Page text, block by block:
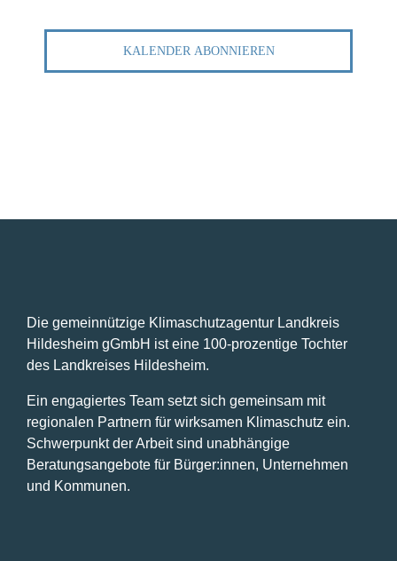
KALENDER ABONNIEREN
Die gemeinnützige Klimaschutzagentur Landkreis
Hildesheim gGmbH ist eine 100-prozentige Tochter
des Landkreises Hildesheim.
Ein engagiertes Team setzt sich gemeinsam mit
regionalen Partnern für wirksamen Klimaschutz ein.
Schwerpunkt der Arbeit sind unabhängige
Beratungsangebote für Bürger:innen, Unternehmen
und Kommunen.